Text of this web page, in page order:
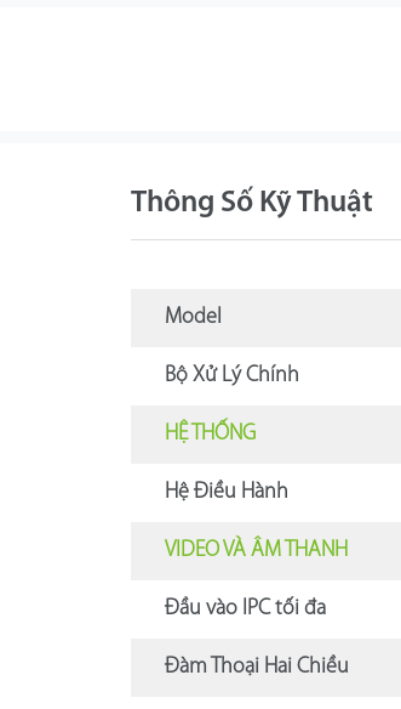
Thông Số Kỹ Thuật
Model
Bộ Xử Lý Chính
HỆ THỐNG
Hệ Điều Hành
VIDEO VÀ ÂM THANH
Đầu vào IPC tối đa
Đàm Thoại Hai Chiều